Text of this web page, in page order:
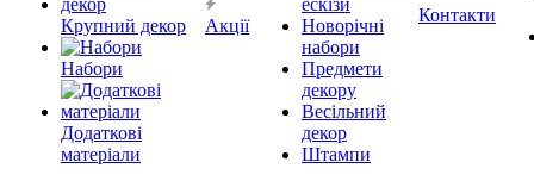
Крупний декор
Набори
Додаткові
матеріали
Акції
ескізи
Новорічні
набори
Предмети
декору
Весільний
декор
Штампи
Контакти